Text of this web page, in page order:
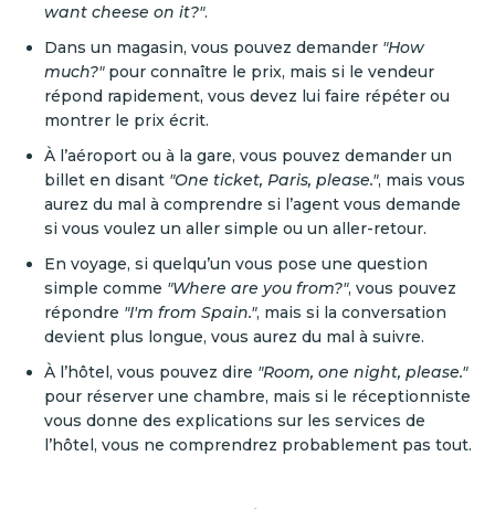
want cheese on it?".
Dans un magasin, vous pouvez demander "How
much?"pour connaître le prix, mais si le vendeur
répond rapidement, vous devez lui faire répéter ou
montrer le prix écrit.
À l’aéroport ou à la gare, vous pouvez demander un
billet en disant "One ticket, Paris, please.", mais vous
aurez du mal à comprendre si l’agent vous demande
si vous voulez un aller simple ou un aller-retour.
En voyage, si quelqu’un vous pose une question
simple comme "Where are you from?", vous pouvez
répondre "I'm from Spain.", mais si la conversation
devient plus longue, vous aurez du mal à suivre.
À l’hôtel, vous pouvez dire "Room, one night, please."
pour réserver une chambre, mais si le réceptionniste
vous donne des explications sur les services de
l’hôtel, vous ne comprendrez probablement pas tout.